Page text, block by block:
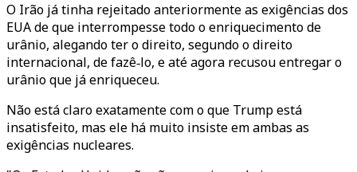
O Irão já tinha rejeitado anteriormente as exigências dos
EUA de que interrompesse todo o enriquecimento de
urânio, alegando ter o direito, segundo o direito
internacional, de fazê‑lo, e até agora recusou entregar o
urânio que já enriqueceu.
Não está claro exatamente com o que Trump está
insatisfeito, mas ele há muito insiste em ambas as
exigências nucleares.